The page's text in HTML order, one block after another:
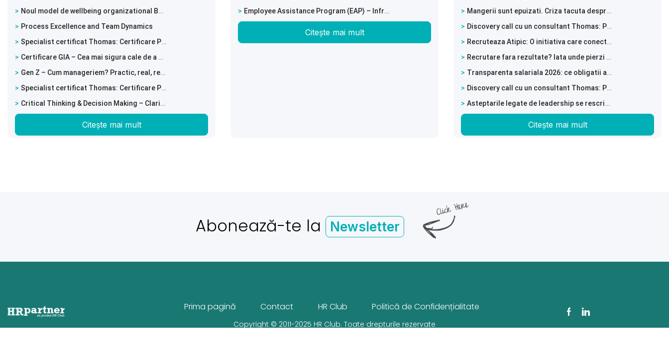
Noul model de wellbeing organizational BRIGHT WORK™
Process Excellence and Team Dynamics
Specialist certificat Thomas: Certificare PPA – Intelege comportamentele si potentialul echipei tale!
Certificare GIA – Cea mai sigura cale de a prezice o recrutare de succes
Gen Z – Cum manageriem? Practic, real, relevant
Specialist certificat Thomas: Certificare PPA – Intelege comportamentele si potentialul echipei tale!
Critical Thinking & Decision Making – Clarity in a World of Complexity
Citește mai mult
Employee Assistance Program (EAP) – Infrastructura performantei
Citește mai mult
Mangerii sunt epuizati. Criza tacuta despre care nu vorbeste nimeni
Discovery call cu un consultant Thomas: Pune busola pe directia potrivita
Recruteaza Atipic: O initiativa care conecteaza tinerii neurodivergenti cu angajatori deschisi
Recrutare fara rezultate? Iata unde pierzi candidatii valorosi!
Transparenta salariala 2026: ce obligatii au angajatorii si cum te pregatesti din timp
Discovery call cu un consultant Thomas: Pune busola pe directia potrivita
Asteptarile legate de leadership se rescriu in timp real. De la sefii din generatia Baby Boomers la o forta de munca in continua schimbare
Citește mai mult
Abonează-te la Newsletter
Prima pagină Contact HR Club Politică de Confidențialitate
Copyright © 2011-2025 HR Club. Toate drepturile rezervate
Facebook
Linkedin